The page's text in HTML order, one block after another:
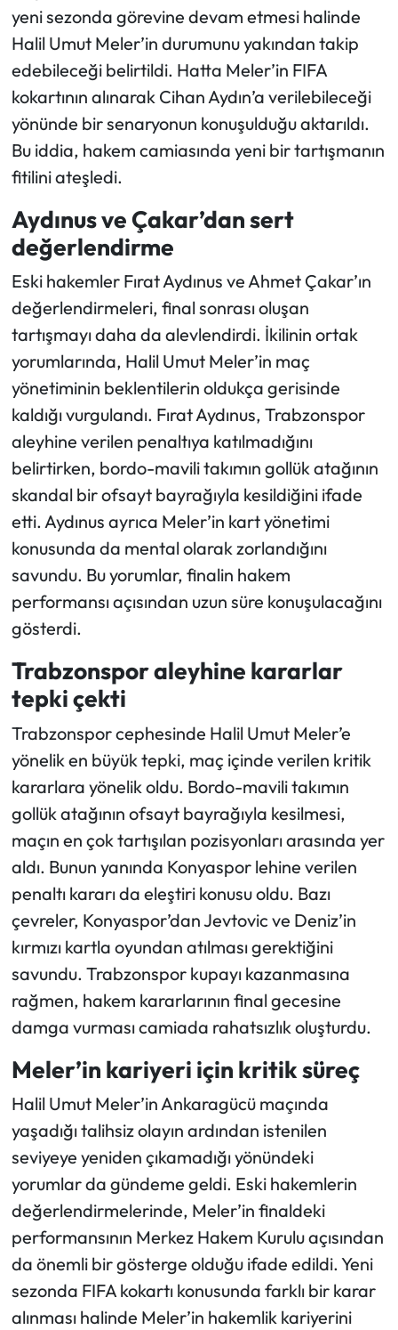
yeni sezonda görevine devam etmesi halinde
Halil Umut Meler’in durumunu yakından takip
edebileceği belirtildi. Hatta Meler’in FIFA
kokartının alınarak Cihan Aydın’a verilebileceği
yönünde bir senaryonun konuşulduğu aktarıldı.
Bu iddia, hakem camiasında yeni bir tartışmanın
fitilini ateşledi.
Aydınus ve Çakar’dan sert
değerlendirme
Eski hakemler Fırat Aydınus ve Ahmet Çakar’ın
değerlendirmeleri, final sonrası oluşan
tartışmayı daha da alevlendirdi. İkilinin ortak
yorumlarında, Halil Umut Meler’in maç
yönetiminin beklentilerin oldukça gerisinde
kaldığı vurgulandı. Fırat Aydınus, Trabzonspor
aleyhine verilen penaltıya katılmadığını
belirtirken, bordo-mavili takımın gollük atağının
skandal bir ofsayt bayrağıyla kesildiğini ifade
etti. Aydınus ayrıca Meler’in kart yönetimi
konusunda da mental olarak zorlandığını
savundu. Bu yorumlar, finalin hakem
performansı açısından uzun süre konuşulacağını
gösterdi.
Trabzonspor aleyhine kararlar
tepki çekti
Trabzonspor cephesinde Halil Umut Meler’e
yönelik en büyük tepki, maç içinde verilen kritik
kararlara yönelik oldu. Bordo-mavili takımın
gollük atağının ofsayt bayrağıyla kesilmesi,
maçın en çok tartışılan pozisyonları arasında yer
aldı. Bunun yanında Konyaspor lehine verilen
penaltı kararı da eleştiri konusu oldu. Bazı
çevreler, Konyaspor’dan Jevtovic ve Deniz’in
kırmızı kartla oyundan atılması gerektiğini
savundu. Trabzonspor kupayı kazanmasına
rağmen, hakem kararlarının final gecesine
damga vurması camiada rahatsızlık oluşturdu.
Meler’in kariyeri için kritik süreç
Halil Umut Meler’in Ankaragücü maçında
yaşadığı talihsiz olayın ardından istenilen
seviyeye yeniden çıkamadığı yönündeki
yorumlar da gündeme geldi. Eski hakemlerin
değerlendirmelerinde, Meler’in finaldeki
performansının Merkez Hakem Kurulu açısından
da önemli bir gösterge olduğu ifade edildi. Yeni
sezonda FIFA kokartı konusunda farklı bir karar
alınması halinde Meler’in hakemlik kariyerini